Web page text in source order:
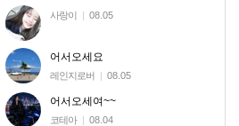
사랑이 | 08.05
어서오세요
레인지로버 | 08.05
어서오세여~~
코테아 | 08.04